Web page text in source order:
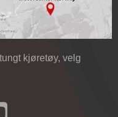
kjøretøy, velg
Facebook